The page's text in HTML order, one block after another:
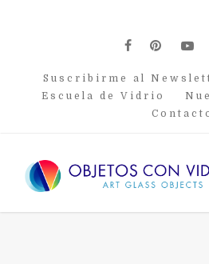
facebook
Suscribirme al
Escuela de Vidrio